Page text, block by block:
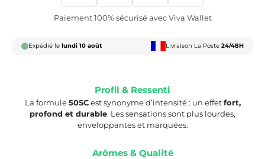
Paiement 100% sécurisé avec Viva Wallet
Expédié le lundi 10 août Livraison La Poste 24/48H
Profil & Ressenti
La formule 50SCest synonyme d’intensité : un effet fort,
profond et durable. Les sensations sont plus lourdes,
enveloppantes et marquées.
Arômes & Qualité